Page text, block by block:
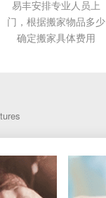
易丰安排专业人员上
门，根据搬家物品多少
确定搬家具体费用